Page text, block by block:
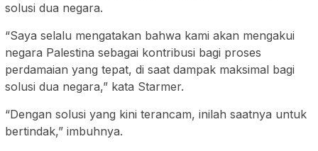
solusi dua negara.
“Saya selalu mengatakan bahwa kami akan mengakui
negara Palestina sebagai kontribusi bagi proses
perdamaian yang tepat, di saat dampak maksimal bagi
solusi dua negara,” kata Starmer.
“Dengan solusi yang kini terancam, inilah saatnya untuk
bertindak,” imbuhnya.